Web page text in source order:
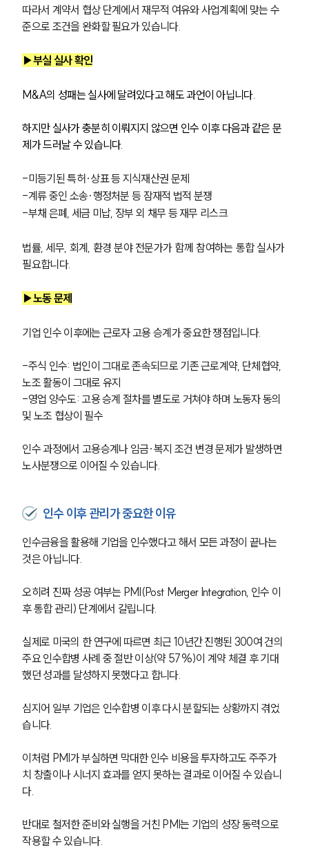
센터소개
오시는 길
글로벌 파트너 로펌
AI대륜
업무사례
주요 업무사례
사례분석/최신동향
법률지식인
업무분야
따라서 계약서 협상 단계에서 재무적 여유와 사업계획에 맞는 수
준으로 조건을 완화할 필요가 있습니다.
▶부실 실사 확인
M&A의 성패는 실사에 달려있다고 해도 과언이 아닙니다.
하지만 실사가 충분히 이뤄지지 않으면 인수 이후 다음과 같은 문
제가 드러날 수 있습니다.
-미등기된 특허·상표 등 지식재산권 문제
-계류 중인 소송·행정처분 등 잠재적 법적 분쟁
-부채 은폐, 세금 미납, 장부 외 채무 등 재무 리스크
법률, 세무, 회계, 환경 분야 전문가가 함께 참여하는 통합 실사가
필요합니다.
▶노동 문제
기업 인수 이후에는 근로자 고용 승계가 중요한 쟁점입니다.
-주식 인수: 법인이 그대로 존속되므로 기존 근로계약, 단체협약,
노조 활동이 그대로 유지
-영업 양수도: 고용 승계 절차를 별도로 거쳐야 하며 노동자 동의
및 노조 협상이 필수
인수 과정에서 고용승계나 임금·복지 조건 변경 문제가 발생하면
노사분쟁으로 이어질 수 있습니다.
인수 이후 관리가 중요한 이유
인수금융을 활용해 기업을 인수했다고 해서 모든 과정이 끝나는
것은 아닙니다.
오히려 진짜 성공 여부는 PMI(Post Merger Integration, 인수 이
후 통합 관리) 단계에서 갈립니다.
실제로 미국의 한 연구에 따르면 최근 10년간 진행된 300여 건의
주요 인수합병 사례 중 절반 이상(약 57%)이 계약 체결 후 기대
했던 성과를 달성하지 못했다고 합니다.
심지어 일부 기업은 인수합병 이후 다시 분할되는 상황까지 겪었
습니다.
이처럼 PMI가 부실하면 막대한 인수 비용을 투자하고도 주주가
치 창출이나 시너지 효과를 얻지 못하는 결과로 이어질 수 있습니
다.
반대로 철저한 준비와 실행을 거친 PMI는 기업의 성장 동력으로
작용할 수 있습니다.